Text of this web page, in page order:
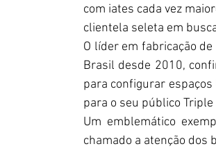
com iates cada vez
clientela seleta em
O líder em fabricação
Brasil desde 2010,
para configurar
para o seu público Triple
Um emblemático
chamado a atenção dos